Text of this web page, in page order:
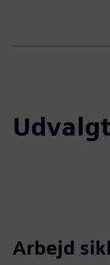
Arbejd